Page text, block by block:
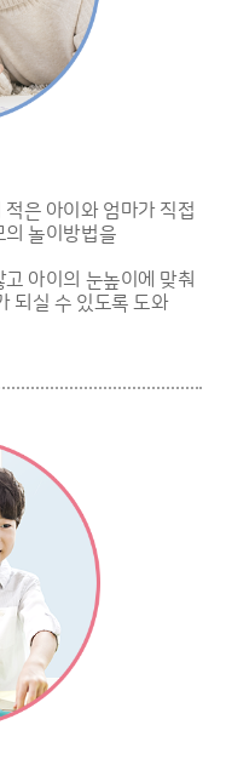
은 아이와 엄마가 직접
의 놀이방법을
아이의 눈높이에 맞춰
되실 수 있도록 도와